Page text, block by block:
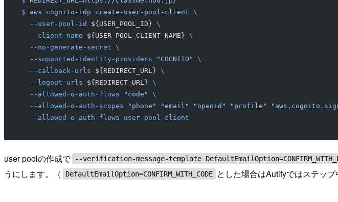
$ aws cognito-idp create-user-pool-client \
  --user-pool-id
${USER_POOL_ID} \
  --client-name
${USER_POOL_CLIENT_NAME} \
  --no-generate-secret
\
  --supported-identity-providers
"COGNITO"
\
  --callback-urls
${REDIRECT_URL} \
  --logout-urls
${REDIRECT_URL} \
  --allowed-o-auth-flows
"code"
\
  --allowed-o-auth-scopes
"phone" "email" "openid" "profile"
  --allowed-o-auth-flows-user-pool-client
user poolの作成で --verification-message-template
うにします。（
DefaultEmailOption=CONFIRM_WITH_CODE とした場合はAutifyではステッ